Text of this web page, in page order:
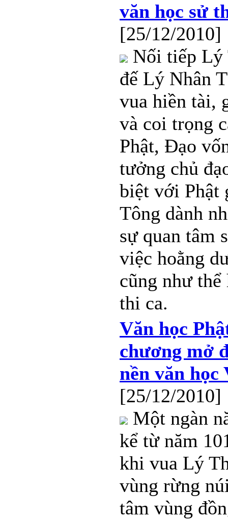
văn học sử
[25/12/2010]
Nối tiếp Lý
đế Lý Nhân
vua hiền tài,
và coi trọng
Phật, Đạo
tưởng chủ
biệt với Phật
Tông dành
sự quan tâm
việc hoằng
cũng như thể
thi ca.
Văn học
chương mở
nền văn học
[25/12/2010]
Một ngàn
kể từ năm
khi vua Lý
vùng rừng
tâm vùng